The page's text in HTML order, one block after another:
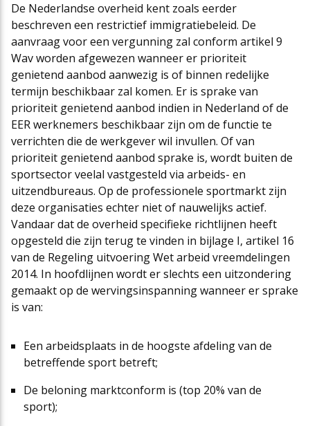
De Nederlandse overheid kent zoals eerder
beschreven een restrictief immigratiebeleid. De
aanvraag voor een vergunning zal conform artikel 9
Wav worden afgewezen wanneer er prioriteit
genietend aanbod aanwezig is of binnen redelijke
termijn beschikbaar zal komen. Er is sprake van
prioriteit genietend aanbod indien in Nederland of de
EER werknemers beschikbaar zijn om de functie te
verrichten die de werkgever wil invullen. Of van
prioriteit genietend aanbod sprake is, wordt buiten de
sportsector veelal vastgesteld via arbeids- en
uitzendbureaus. Op de professionele sportmarkt zijn
deze organisaties echter niet of nauwelijks actief.
Vandaar dat de overheid specifieke richtlijnen heeft
opgesteld die zijn terug te vinden in bijlage I, artikel 16
van de Regeling uitvoering Wet arbeid vreemdelingen
2014. In hoofdlijnen wordt er slechts een uitzondering
gemaakt op de wervingsinspanning wanneer er sprake
is van:
Een arbeidsplaats in de hoogste afdeling van de
betreffende sport betreft;
De beloning marktconform is (top 20% van de
sport);